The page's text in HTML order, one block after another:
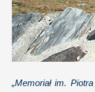
„Memoriał im.